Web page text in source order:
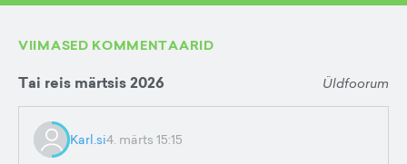
VIIMASED KOMMENTAARID
Tai reis märtsis 2026 Üldfoorum
Karl.si4. märts 15:15